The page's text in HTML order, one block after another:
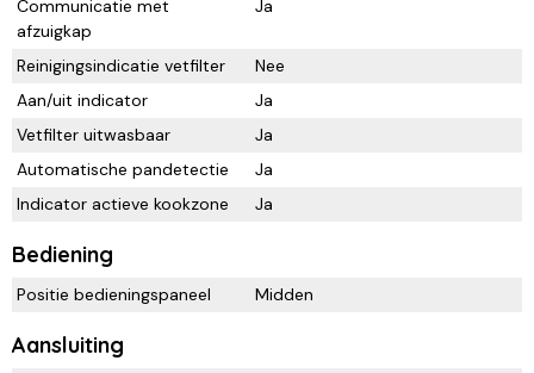
Communicatie met
afzuigkap
Ja
Reinigingsindicatie vetfilter
Nee
Aan/uit indicator
Ja
Vetfilter uitwasbaar
Ja
Automatische pandetectie
Ja
Indicator actieve kookzone
Ja
Bediening
Positie bedieningspaneel Midden
Aansluiting